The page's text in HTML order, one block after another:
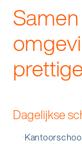
Dagelijkse